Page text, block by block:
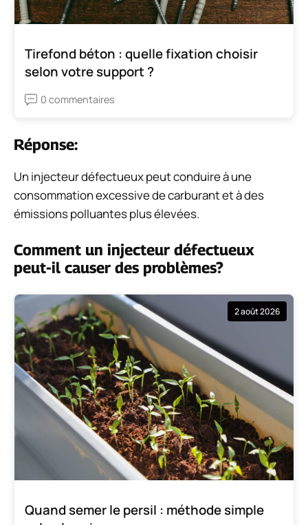
Tirefond béton : quelle fixation choisir
selon votre support ?
0 commentaires
Réponse:
Un injecteur défectueux peut conduire à une
consommation excessive de carburant et à des
émissions polluantes plus élevées.
Comment un injecteur défectueux
peut-il causer des problèmes?
2 août 2026
Quand semer le persil : méthode simple